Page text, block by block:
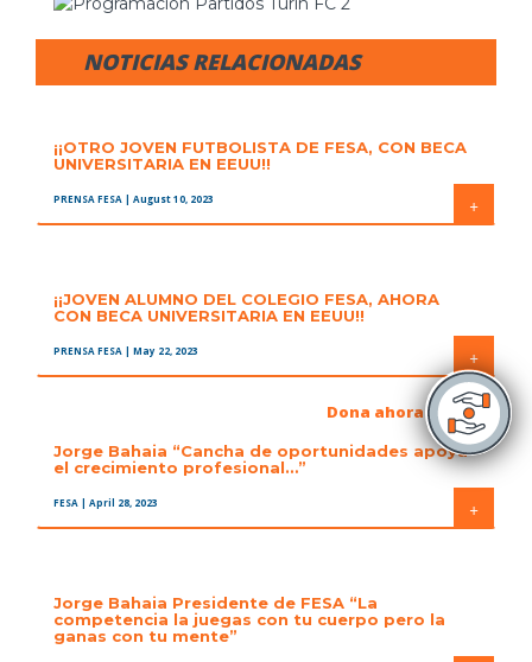
Dona ahora
NOTICIAS RELACIONADAS
¡¡OTRO JOVEN FUTBOLISTA DE FESA, CON BECA
UNIVERSITARIA EN EEUU!!
PRENSA FESA | August 10, 2023 +
¡¡JOVEN ALUMNO DEL COLEGIO FESA, AHORA
CON BECA UNIVERSITARIA EN EEUU!!
PRENSA FESA | May 22, 2023 +
Jorge Bahaia “Cancha de oportunidades apoya
el crecimiento profesional…”
FESA | April 28, 2023 +
Jorge Bahaia Presidente de FESA “La
competencia la juegas con tu cuerpo pero la
ganas con tu mente”